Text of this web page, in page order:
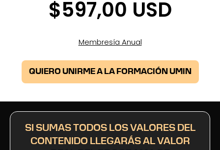
$597,00 USD
Membresía Anual
QUIERO UNIRME A LA FORMACIÓN UMIN
SI SUMAS TODOS LOS VALORES DEL
CONTENIDO LLEGARÁS AL VALOR